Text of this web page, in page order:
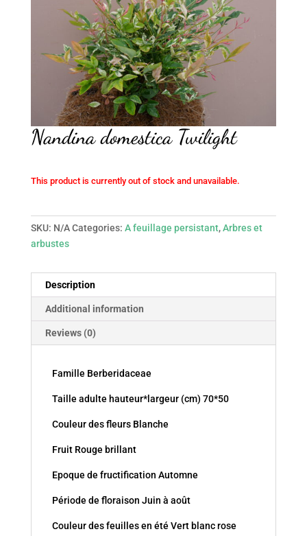
Nandina domestica Twilight
This product is currently out of stock and unavailable.
SKU: N/A Categories: A feuillage persistant,Arbres et
arbustes
Description
Additional information
Reviews (0)
Famille Berberidaceae
Taille adulte hauteur*largeur (cm) 70*50
Couleur des fleurs Blanche
Fruit Rouge brillant
Epoque de fructification Automne
Période de floraison Juin à août
Couleur des feuilles en été Vert blanc rose